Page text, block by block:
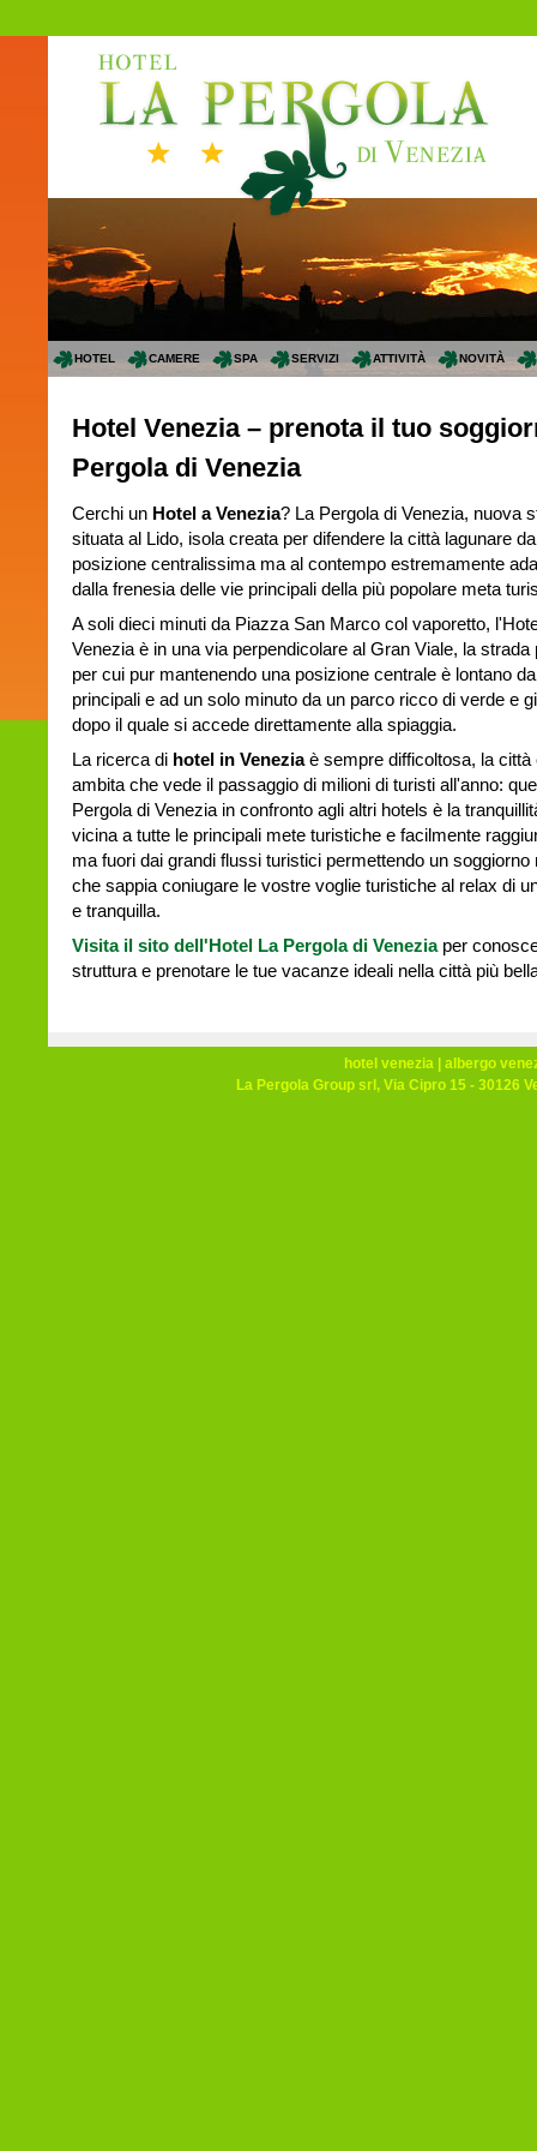
HOTEL CAMERE SPA SERVIZI ATTIVITÀ NOVITÀ
Hotel Venezia – prenota il tuo
Pergola di Venezia
Cerchi un Hotel a Venezia? La Pergola di Venezia, nuova
situata al Lido, isola creata per difendere la città lagunare
posizione centralissima ma al contempo estremamente
dalla frenesia delle vie principali della più popolare meta
A soli dieci minuti da Piazza San Marco col vaporetto,
Venezia è in una via perpendicolare al Gran Viale, la strada
per cui pur mantenendo una posizione centrale è lontano
principali e ad un solo minuto da un parco ricco di verde e
dopo il quale si accede direttamente alla spiaggia.
La ricerca di hotel in Veneziaè sempre difficoltosa, la città
ambita che vede il passaggio di milioni di turisti all'anno:
Pergola di Venezia in confronto agli altri hotels è la
vicina a tutte le principali mete turistiche e facilmente
ma fuori dai grandi flussi turistici permettendo un soggiorno
che sappia coniugare le vostre voglie turistiche al relax di
e tranquilla.
Visita il sito dell'Hotel La Pergola di Veneziaper
struttura e prenotare le tue vacanze ideali nella città più
hotel venezia
albergo
La Pergola Group srl, Via Cipro 15 - 30126